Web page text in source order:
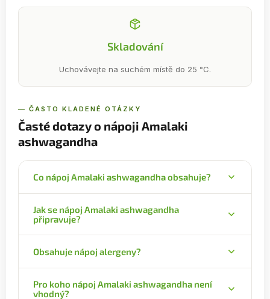
Skladování
Uchovávejte na suchém místě do 25 °C.
— ČASTO KLADENÉ OTÁZKY
Časté dotazy o nápoji Amalaki
ashwagandha
Co nápoj Amalaki ashwagandha obsahuje?
se v teplé vodě.
Jak se nápoj Amalaki ashwagandha
připravuje?
směsi ve 250 ml teplé vody. Podle chuti přidejte
med a několik kapek citronu.
Obsahuje nápoj alergeny?
Pro koho nápoj Amalaki ashwagandha není
vhodný?